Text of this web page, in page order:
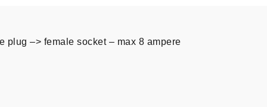
plug –> female socket – max 8 ampere